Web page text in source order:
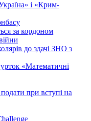
і «Крим-
за кордоном
до здачі ЗНО з
«Математичні
при вступі на